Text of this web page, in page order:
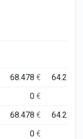
68.478€ 64.228
0€
68.478€ 64.228
0€